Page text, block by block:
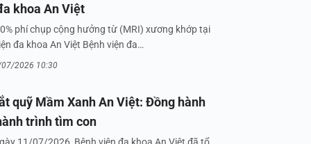
khoa An Việt
phí chụp cộng hưởng từ (MRI) xương khớp tại
đa khoa An Việt Bệnh viện đa…
2026 10:30
quỹ Mầm Xanh An Việt: Đồng hành
trình tìm con